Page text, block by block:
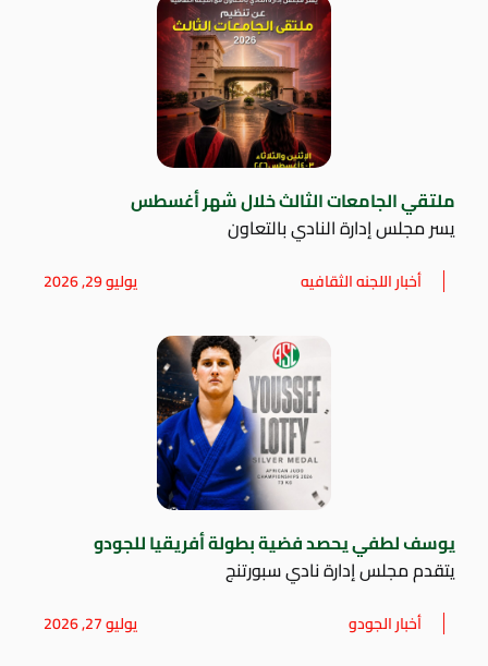
ملتقي الجامعات الثالث خلال شهر أغسطس
يسر مجلس إدارة النادي بالتعاون
أخبار اللجنه الثقافيه يوليو 29, 2026
يوسف لطفي يحصد فضية بطولة أفريقيا للجودو
يتقدم مجلس إدارة نادي سبورتنج
أخبار الجودو يوليو 27, 2026